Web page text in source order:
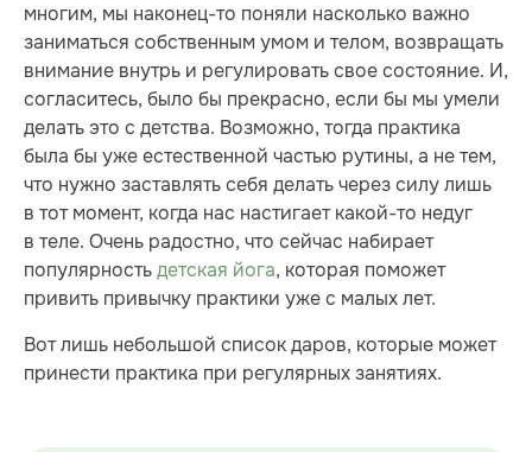
многим, мы наконец-то поняли насколько важно
заниматься собственным умом и телом, возвращать
внимание внутрь и регулировать свое состояние. И,
согласитесь, было бы прекрасно, если бы мы умели
делать это с детства. Возможно, тогда практика
была бы уже естественной частью рутины, а не тем,
что нужно заставлять себя делать через силу лишь
в тот момент, когда нас настигает какой-то недуг
в теле. Очень радостно, что сейчас набирает
популярностьдетская йога, которая поможет
привить привычку практики уже с малых лет.
Вот лишь небольшой список даров, которые может
принести практика при регулярных занятиях.